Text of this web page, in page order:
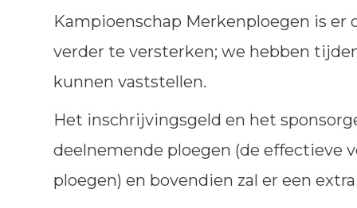
Kampioenschap Merkenploegen is
verder te versterken; we hebben
kunnen vaststellen.
Het inschrijvingsgeld en het
deelnemende ploegen (de effectieve
ploegen) en bovendien zal er een